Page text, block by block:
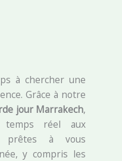
à chercher une
Grâce à notre
jour Marrakech,
temps réel aux
prêtes à vous
y compris les